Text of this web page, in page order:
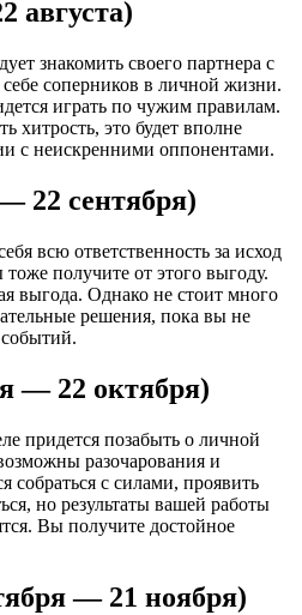
августа)
знакомить своего партнера с
соперников в личной жизни.
играть по чужим правилам.
хитрость, это будет вполне
с неискренними оппонентами.
22 сентября)
всю ответственность за исход
получите от этого выгоду.
выгода. Однако не стоит много
решения, пока вы не
событий.
— 22 октября)
придется позабыть о личной
разочарования и
собраться с силами, проявить
но результаты вашей работы
Вы получите достойное
— 21 ноября)